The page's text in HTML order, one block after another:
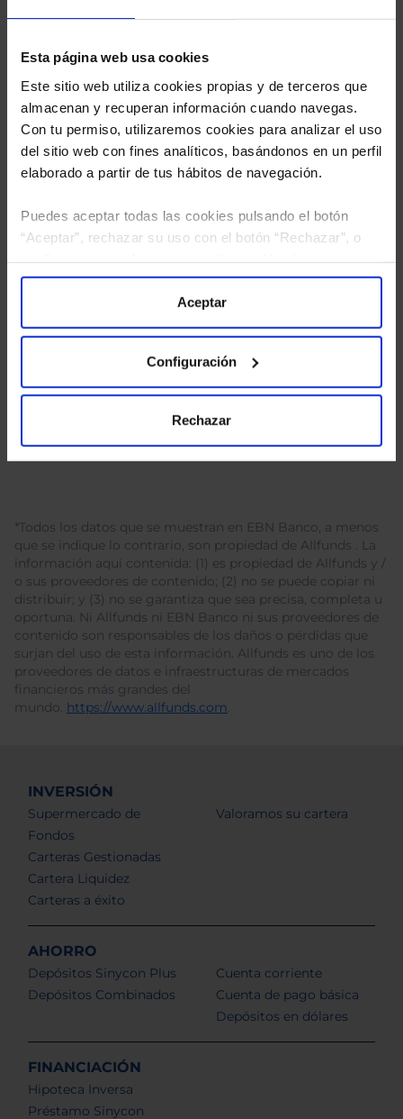
Esta página web usa cookies
Este sitio web utiliza cookies propias y de terceros que
almacenan y recuperan información cuando navegas.
Con tu permiso, utilizaremos cookies para analizar el uso
del sitio web con fines analíticos, basándonos en un perfil
elaborado a partir de tus hábitos de navegación.
Puedes aceptar todas las cookies pulsando el botón
“Aceptar”, rechazar su uso con el botón “Rechazar”, o
“Configuración”. Consulta nuestraPolítica
para más información.
Aceptar
Configuración
Rechazar
He leídola política de privacidady consiento el
tratamiento de mis datos personales.
*Todos los datos que se muestran en EBN Banco, a menos
que se indique lo contrario, son propiedad de Allfunds . La
información aquí contenida: (1) es propiedad de Allfunds y /
o sus proveedores de contenido; (2) no se puede copiar ni
distribuir; y (3) no se garantiza que sea precisa, completa u
oportuna. Ni Allfunds ni EBN Banco ni sus proveedores de
contenido son responsables de los daños o pérdidas que
surjan del uso de esta información. Allfunds es uno de los
proveedores de datos e infraestructuras de mercados
financieros más grandes del
mundo. https://www.allfunds.com.
INVERSIÓN
Supermercado de
Fondos
Carteras Gestionadas
Cartera Liquidez
Carteras a éxito
Valoramos su cartera
AHORRO
Depósitos Sinycon Plus
Depósitos Combinados
Cuenta corriente
Cuenta de pago básica
Depósitos en dólares
FINANCIACIÓN
Hipoteca Inversa
Préstamo Sinycon